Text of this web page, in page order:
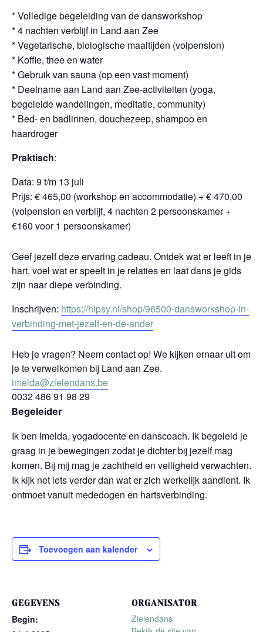
* Volledige begeleiding van de dansworkshop
* 4 nachten verblijf in Land aan Zee
* Vegetarische, biologische maaltijden (volpension)
* Koffie, thee en water
* Gebruik van sauna (op een vast moment)
* Deelname aan Land aan Zee-activiteiten (yoga,
begeleide wandelingen, meditatie, community)
* Bed- en badlinnen, douchezeep, shampoo en
haardroger
Praktisch:
Data: 9 t/m 13 juli
Prijs: € 465,00 (workshop en accommodatie) + € 470,00
(volpension en verblijf, 4 nachten 2 persoonskamer +
€160 voor 1 persoonskamer)
Geef jezelf deze ervaring cadeau. Ontdek wat er leeft in je
hart, voel wat er speelt in je relaties en laat dans je gids
zijn naar diepe verbinding.
Inschrijven: https://hipsy.nl/shop/96500-dansworkshop-in-
verbinding-met-jezelf-en-de-ander
Heb je vragen? Neem contact op! We kijken ernaar uit om
je te verwelkomen bij Land aan Zee.
imelda@zielendans.be
0032 486 91 98 29
Begeleider
Ik ben Imelda, yogadocente en danscoach. Ik begeleid je
graag in je bewegingen zodat je dichter bij jezelf mag
komen. Bij mij mag je zachtheid en veiligheid verwachten.
Ik kijk net iets verder dan wat er zich werkelijk aandient. Ik
ontmoet vanuit mededogen en hartsverbinding.
Toevoegen aan kalender
GEGEVENS
Begin:
ORGANISATOR
Zielendans